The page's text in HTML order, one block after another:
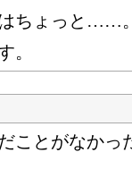
ちょっと……
。
ことがなかっ